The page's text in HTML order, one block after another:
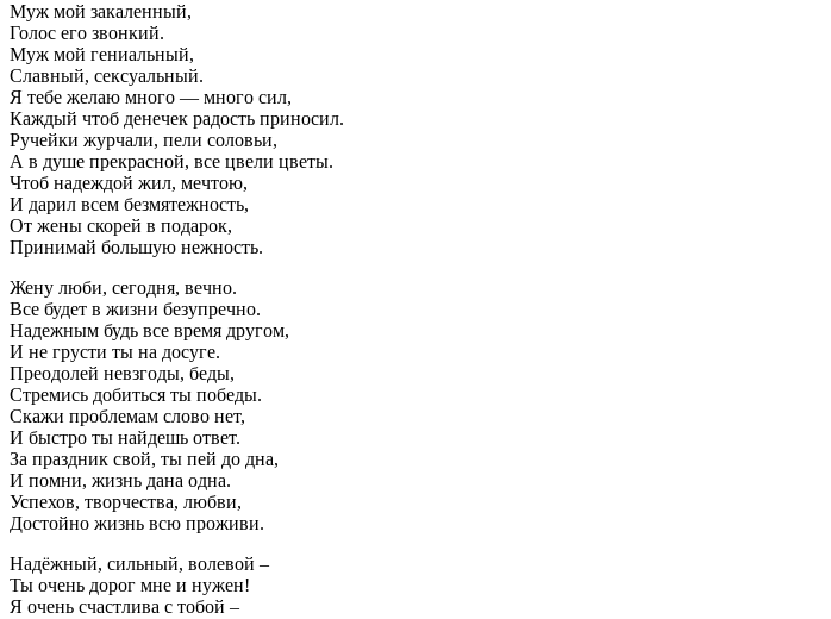
Муж мой закаленный,
Голос его звонкий.
Муж мой гениальный,
Славный, сексуальный.
Я тебе желаю много — много сил,
Каждый чтоб денечек радость приносил.
Ручейки журчали, пели соловьи,
А в душе прекрасной, все цвели цветы.
Чтоб надеждой жил, мечтою,
И дарил всем безмятежность,
От жены скорей в подарок,
Принимай большую нежность.
Жену люби, сегодня, вечно.
Все будет в жизни безупречно.
Надежным будь все время другом,
И не грусти ты на досуге.
Преодолей невзгоды, беды,
Стремись добиться ты победы.
Скажи проблемам слово нет,
И быстро ты найдешь ответ.
За праздник свой, ты пей до дна,
И помни, жизнь дана одна.
Успехов, творчества, любви,
Достойно жизнь всю проживи.
Надёжный, сильный, волевой –
Ты очень дорог мне и нужен!
Я очень счастлива с тобой –